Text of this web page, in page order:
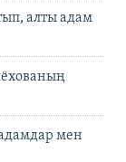
алты адам
мен